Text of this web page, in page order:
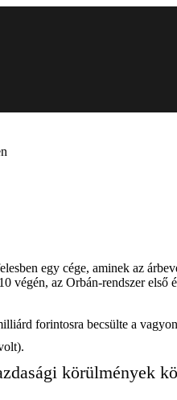
egy cége, aminek az
végén, az Orbán-rendszer első
forintosra becsülte a
körülmények